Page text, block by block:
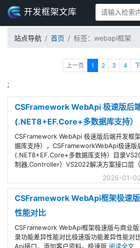
开发框架文库
站点导航 首页 标签：webapi框架
上一页 1 2 3 4
;
CSFramework WebApi 极速版后
(.NET8+EF.Core+多数据库支持）
CSFramework WebApi 极速版后端开发框
据库支持），CSFrameworkWebApi极速版
(.NET8+EF.Core+多数据库支持）目录
制器,Controller）VS2022解决方案接口层
2026-01-
CSFramework WebApi框架极速
性能对比
CSFramework WebApi框架极速版与商业
录功能差异性能对比极速版功能差异性能对
Api接口，添加客户资料。极速版 阅读全文